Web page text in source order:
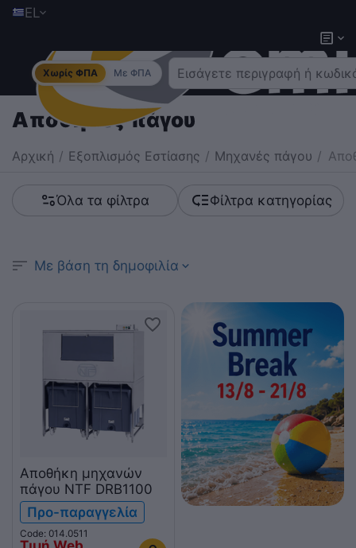
EL
Χωρίς ΦΠΑ Με ΦΠΑ
Αποθήκες πάγου
Αρχική / Εξοπλισμός Εστίασης / Μηχανές πάγου /
Όλα τα φίλτρα Φίλτρα κατηγορίας
Με βάση τη δημοφιλία
Αποθήκη μηχανών
πάγου NTF DRB1100
Προ-παραγγελία
Code: 014.0511